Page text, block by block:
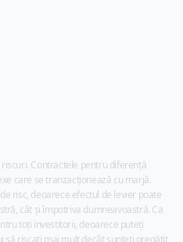
Contractele pentru diferență
care se tranzacționează cu marjă.
risc, deoarece efectul de levier poate
cât și împotriva dumneavoastră. Ca
toți investitorii, deoarece puteți
să riscați mai mult decât sunteți pregătit